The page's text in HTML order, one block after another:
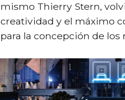
mismo Thierry Stern,
creatividad y el máximo
para la concepción de los